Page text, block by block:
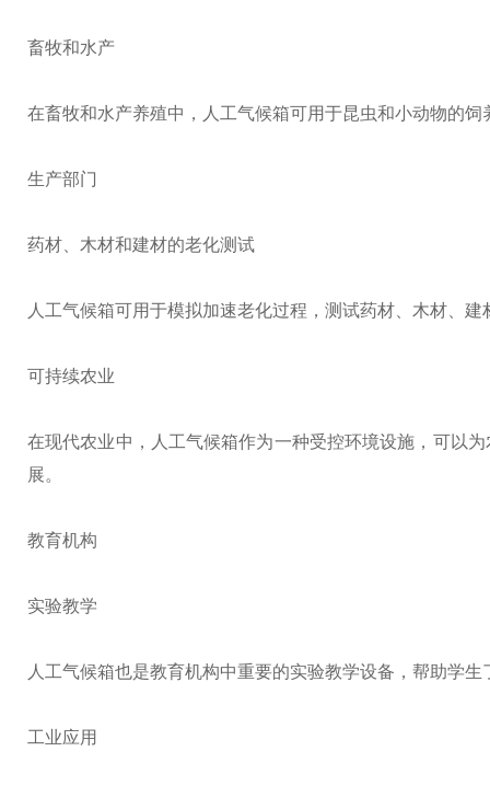
畜牧和水产
在畜牧和水产养殖中，人工气候箱可用于昆虫和小动物的
生产部门
药材、木材和建材的老化测试
人工气候箱可用于模拟加速老化过程，测试药材、木材、
可持续农业
在现代农业中，人工气候箱作为一种受控环境设施，可以
展。
教育机构
实验教学
人工气候箱也是教育机构中重要的实验教学设备，帮助学
工业应用